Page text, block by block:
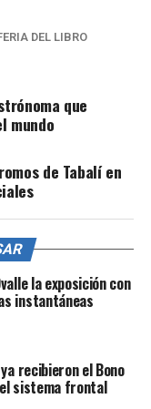
DEL LIBRO
que
mundo
de Tabalí en
la exposición con
instantáneas
recibieron el Bono
sistema frontal